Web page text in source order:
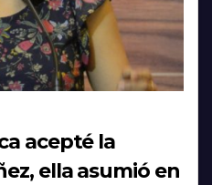
acepté la
ella asumió en